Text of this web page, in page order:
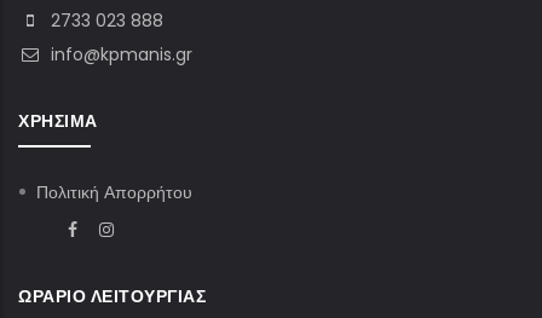
2733 023 888
info@kpmanis.gr
ΧΡΉΣΙΜΑ
Πολιτική Απορρήτου
ΩΡΆΡΙΟ ΛΕΙΤΟΥΡΓΊΑΣ